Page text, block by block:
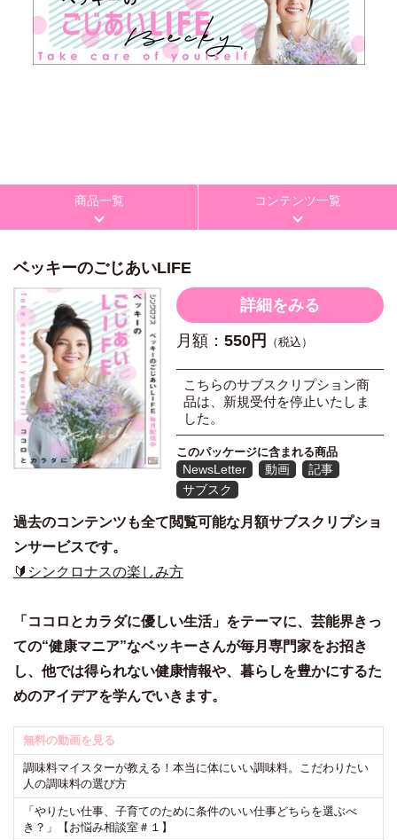
商品一覧 コンテンツ一覧
ベッキーのごじあいLIFE
月額： 550円 （税込）
詳細をみる
こちらのサブスクリプション商
品は、新規受付を停止いたしま
した。
このパッケージに含まれる商品
NewsLetter 動画
記事
サブスク
過去のコンテンツも全て閲覧可能な月額サブスクリプショ
ンサービスです。
🔰シンクロナスの楽しみ方
「ココロとカラダに優しい生活」をテーマに、芸能界きっ
ての“健康マニア”なベッキーさんが毎月専門家をお招き
し、他では得られない健康情報や、暮らしを豊かにするた
めのアイデアを学んでいきます。
無料の動画を見る
調味料マイスターが教える！本当に体にいい調味料。こだわりたい
人の調味料の選び方
「やりたい仕事、子育てのために条件のいい仕事どちらを選ぶべ
き？」【お悩み相談室＃１】